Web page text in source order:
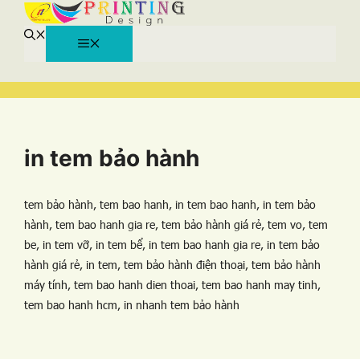
Chuyển
MENU
in tem bảo hành
tem bảo hành, tem bao hanh, in tem bao hanh, in tem bảo
hành, tem bao hanh gia re, tem bảo hành giá rẻ, tem vo, tem
be, in tem vỡ, in tem bể, in tem bao hanh gia re, in tem bảo
hành giá rẻ, in tem, tem bảo hành điện thoại, tem bảo hành
máy tính, tem bao hanh dien thoai, tem bao hanh may tinh,
tem bao hanh hcm, in nhanh tem bảo hành